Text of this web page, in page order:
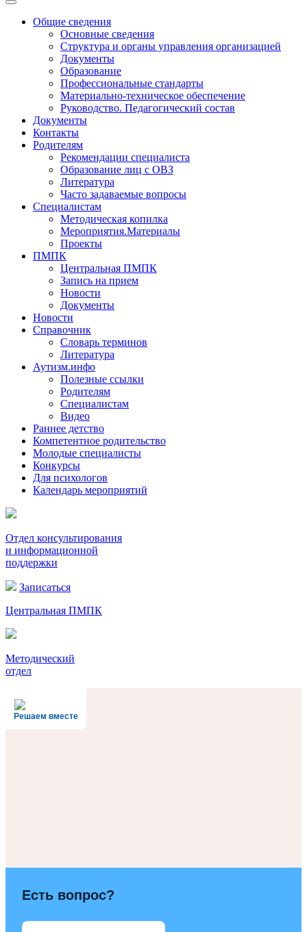
Toggle
navigationОбщие сведения
Основные сведения
Структура и органы управления организацией
Документы
Образование
Профессиональные стандарты
Материально-техническое обеспечение
Руководство. Педагогический состав
Документы
Контакты
Родителям
Рекомендации специалиста
Образование лиц с ОВЗ
Литература
Часто задаваемые вопросы
Специалистам
Методическая копилка
Мероприятия.Материалы
Проекты
ПМПК
Центральная ПМПК
Запись на прием
Новости
Документы
Новости
Справочник
Словарь терминов
Литература
Аутизм.инфо
Полезные ссылки
Родителям
Специалистам
Видео
Раннее детство
Компетентное родительство
Молодые специалисты
Конкурсы
Для психологов
Календарь мероприятий
Отдел консультирования
и информационной
поддержки
Записаться
Центральная ПМПК
Методический
отдел
Решаем вместе
Есть вопрос?